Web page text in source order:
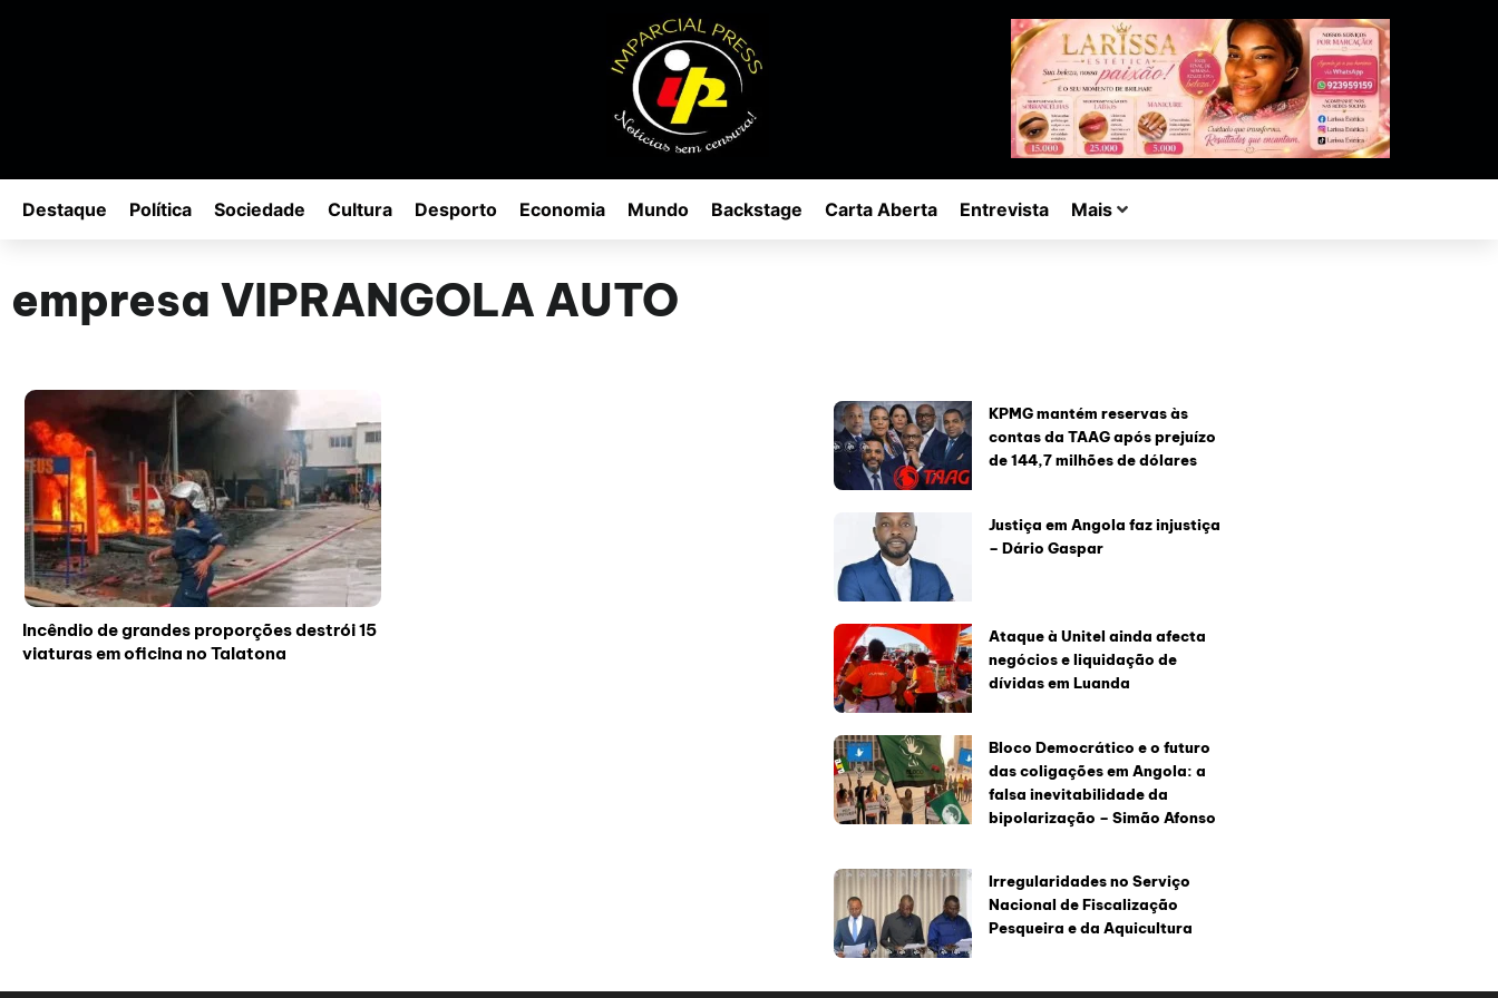
Destaque Política Sociedade Cultura Desporto Economia Mundo Backstage Carta Aberta Entrevista Mais
empresa VIPRANGOLA AUTO
Incêndio de grandes proporções destrói 15
viaturas em oficina no Talatona
KPMG mantém reservas às
contas da TAAG após prejuízo
de 144,7 milhões de dólares
Justiça em Angola faz injustiça
– Dário Gaspar
Ataque à Unitel ainda afecta
negócios e liquidação de
dívidas em Luanda
Bloco Democrático e o futuro
das coligações em Angola: a
falsa inevitabilidade da
bipolarização – Simão Afonso
Irregularidades no Serviço
Nacional de Fiscalização
Pesqueira e da Aquicultura